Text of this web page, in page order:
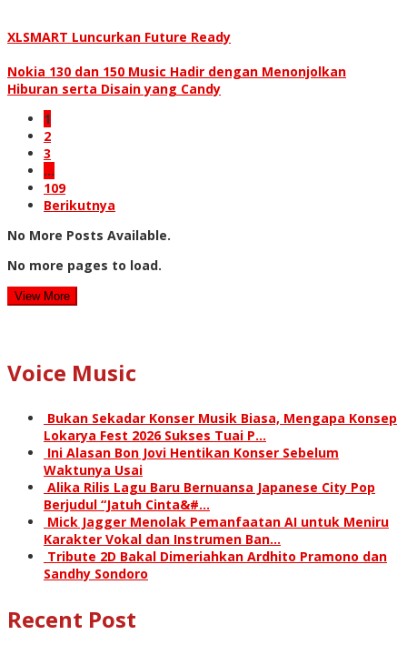
XLSMART Luncurkan Future Ready
Nokia 130 dan 150 Music Hadir dengan Menonjolkan
Hiburan serta Disain yang Candy
1
2
3
…
109
Berikutnya
No More Posts Available.
No more pages to load.
View More
Voice Music
Bukan Sekadar Konser Musik Biasa, Mengapa Konsep
Lokarya Fest 2026 Sukses Tuai P…
Ini Alasan Bon Jovi Hentikan Konser Sebelum
Waktunya Usai
Alika Rilis Lagu Baru Bernuansa Japanese City Pop
Berjudul “Jatuh Cinta&#…
Mick Jagger Menolak Pemanfaatan AI untuk Meniru
Karakter Vokal dan Instrumen Ban…
Tribute 2D Bakal Dimeriahkan Ardhito Pramono dan
Sandhy Sondoro
Recent Post